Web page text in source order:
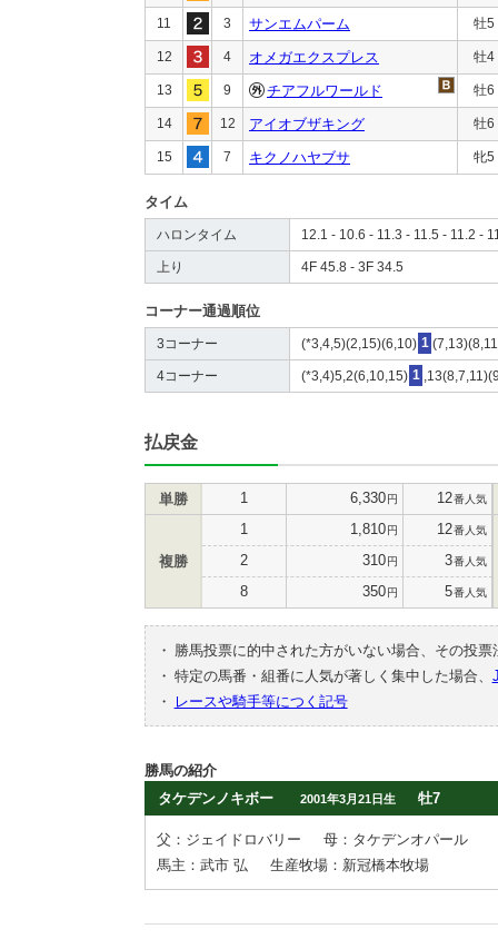
11 3 サンエムパーム 牡5
12 4 オメガエクスプレス 牡4
13 9 チアフルワールド 牡6
14 12 アイオブザキング 牡6
15 7 キクノハヤブサ 牝5
タイム
ハロンタイム 12.1 - 10.6 - 11.3 - 11.5 - 11.2 -
上り 4F 45.8 - 3F 34.5
コーナー通過順位
3コーナー (*3,4,5)(2,15)(6,10) 1
4コーナー (*3,4)5,2(6,10,15) 1
払戻金
単勝 1 6,330円 12番人気
複勝
1 1,810円 12番人気
2 310円 3番人気
8 350円 5番人気
・
勝馬投票に的中された方がいない場合、その投
・ 特定の馬番・組番に人気が著しく集中した場合、
・
レースや騎手等につく記号
勝馬の紹介
タケデンノキボー
2001年3月21日生 牡7
父：ジェイドロバリー
母：タケデンオパール
馬主：武市 弘
生産牧場：新冠橋本牧場